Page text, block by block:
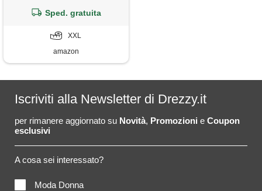
Sped. gratuita
XXL
amazon
Iscriviti alla Newsletter di Drezzy.it
per rimanere aggiornato su Novità, Promozioni e Coupon
esclusivi
A cosa sei interessato?
Moda Donna